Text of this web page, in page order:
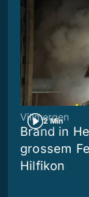
2 Min
Villmergen
Brand in
grossem
Hilfikon